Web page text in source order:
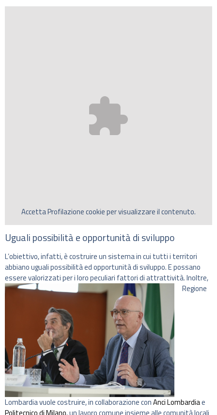
AccettaProfilazionecookie per visualizzare il contenuto.
Uguali possibilità e opportunità di sviluppo
L’obiettivo, infatti, è costruire un sistema in cui tutti i territori
abbiano uguali possibilità ed opportunità di sviluppo. E possano
essere valorizzati per i loro peculiari fattori di attrattività.Inoltre,
Regione
Lombardia vuole costruire, in collaborazione conAnci Lombardiae
Politecnico di Milano, un lavoro comune insieme alle comunità locali